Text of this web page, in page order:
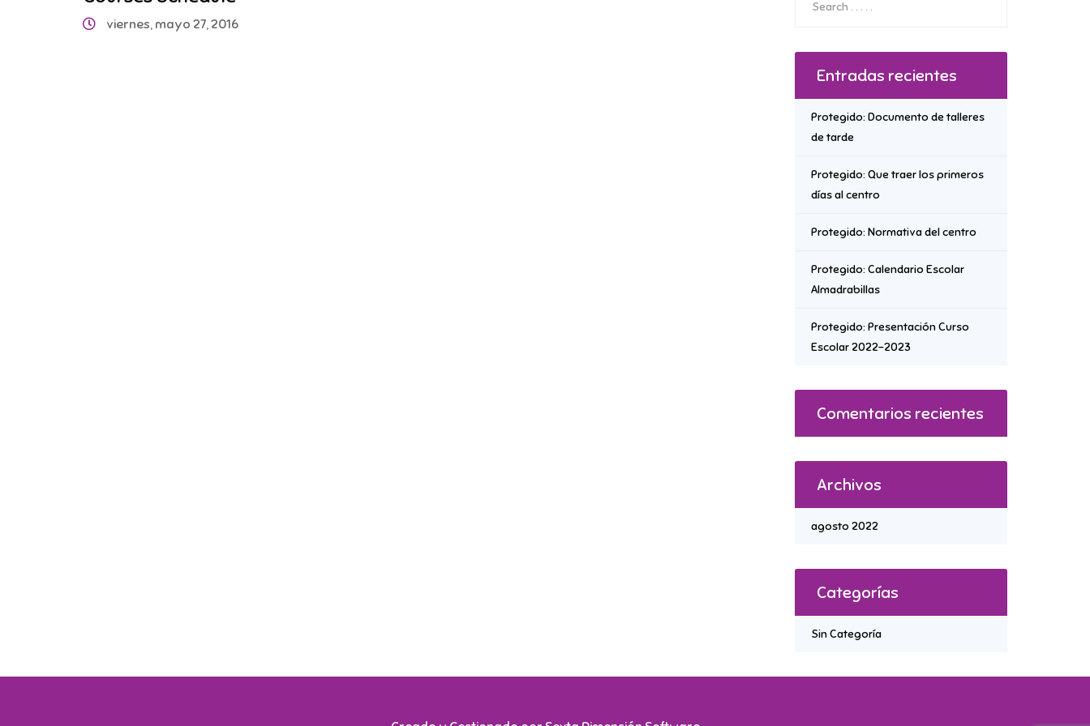
viernes, mayo 27, 2016
Entradas recientes
Protegido: Documento de talleres
de tarde
Protegido: Que traer los primeros
días al centro
Protegido: Normativa del centro
Protegido: Calendario Escolar
Almadrabillas
Protegido: Presentación Curso
Escolar 2022-2023
Comentarios recientes
Archivos
agosto 2022
Categorías
Sin Categoría